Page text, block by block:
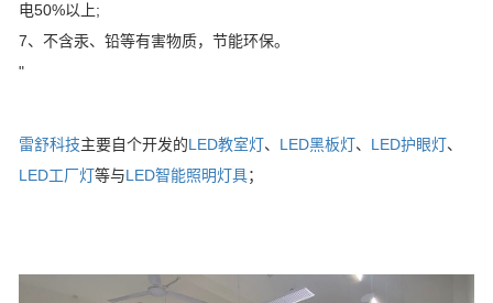
电50%以上;
7、不含汞、铅等有害物质，节能环保。
"
雷舒科技主要自个开发的LED教室灯、 LED黑板灯、 LED护眼灯、
LED工厂灯等与LED智能照明灯具；